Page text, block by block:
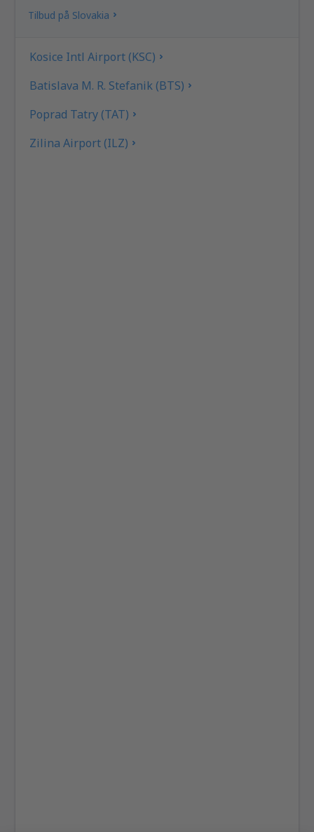
Tilbud på Slovakia
Kosice Intl Airport (KSC)
Batislava M. R. Stefanik (BTS)
Poprad Tatry (TAT)
Zilina Airport (ILZ)